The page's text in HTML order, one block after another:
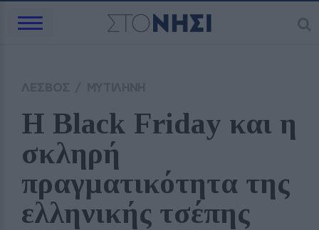
Η Black Friday και η
σκληρή
πραγματικότητα της
ελληνικής τσέπης